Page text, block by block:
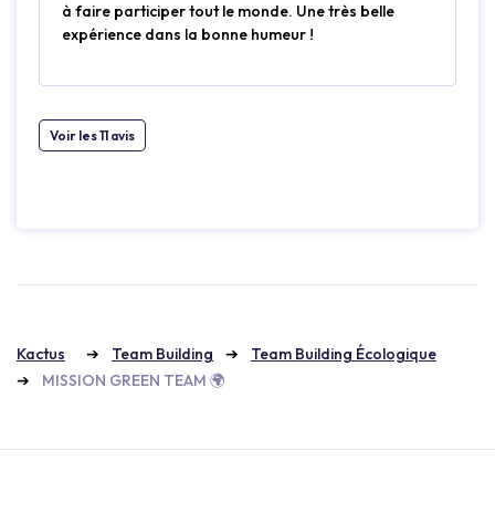
à faire participer tout le monde. Une très belle
expérience dans la bonne humeur !
Voir les 11 avis
Kactus Team Building
Team Building Écologique
MISSION GREEN TEAM 🌍